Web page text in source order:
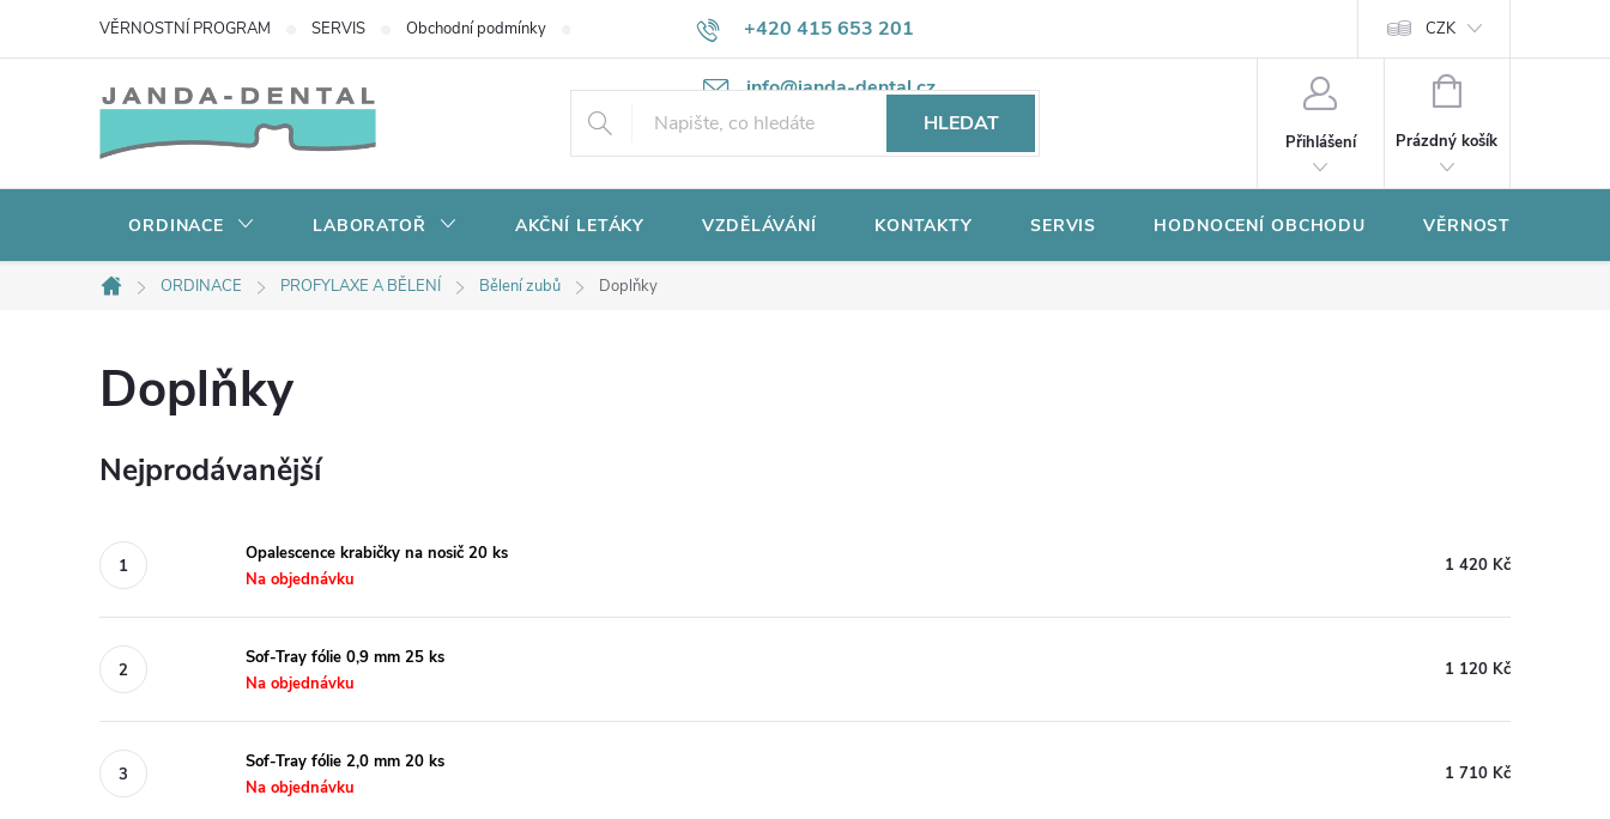
+420 415 653 201
info@janda-dental.cz
VĚRNOSTNÍ PROGRAM SERVIS Obchodní podmínky Potřebujete poradit? Ochrana osobních údajů CZK
HLEDAT
Přihlášení
NÁKUPNÍ
Prázdný košík
ORDINACE LABORATOŘ AKČNÍ LETÁKY VZDĚLÁVÁNÍ KONTAKTY SERVIS HODNOCENÍ OBCHODU VĚRNOSTNÍ
Domů
ORDINACE PROFYLAXE A BĚLENÍ Bělení zubů Doplňky
Doplňky
Nejprodávanější
Opalescence krabičky na nosič 20 ks
Na objednávku
1 420 Kč
Sof-Tray fólie 0,9 mm 25 ks
Na objednávku
1 120 Kč
Sof-Tray fólie 2,0 mm 20 ks
Na objednávku
1 710 Kč